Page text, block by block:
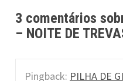
a
v
3 comentários
– NOITE DE
Pingback: PILHA DE